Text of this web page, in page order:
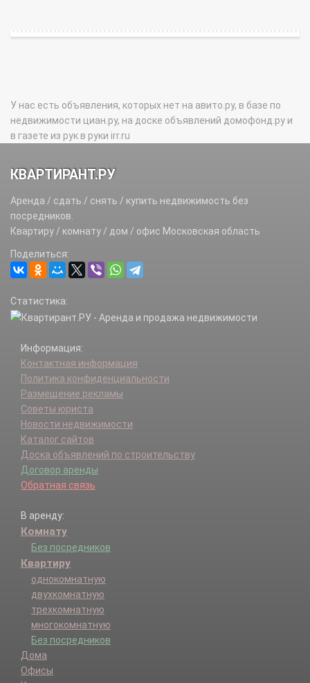
У нас есть объявления, которых нет на авито.ру, в базе по
недвижимости циан.ру, на доске объявлений домофонд.ру и
в газете из рук в руки irr.ru
КВАРТИРАНТ.РУ
Аренда / сдать / снять / купить недвижимость без
посредников.
Квартиру / комнату / дом / офис Московская область
Поделиться:
Статистика:
Информация:
Контактная информация
Политика конфиденциальности
Размещение рекламы
Советы юриста
Новости недвижимости
Каталог сайтов
Доска объявлений по строительству
Договор аренды
Обратная связь
В аренду:
Комнату
Без посредников
Квартиру
однокомнатную
двухкомнатную
трехкомнатную
многокомнатную
Без посредников
Дома
Офисы